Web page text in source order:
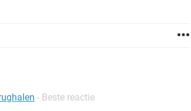
- Beste reactie